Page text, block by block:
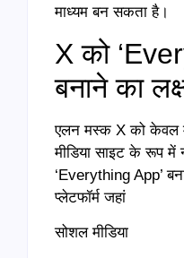
माध्यम बन सकता है।
X को
बनाने का
एलन मस्क X को केवल
मीडिया साइट के रूप
‘Everything App’
प्लेटफॉर्म जहां
सोशल मीडिया